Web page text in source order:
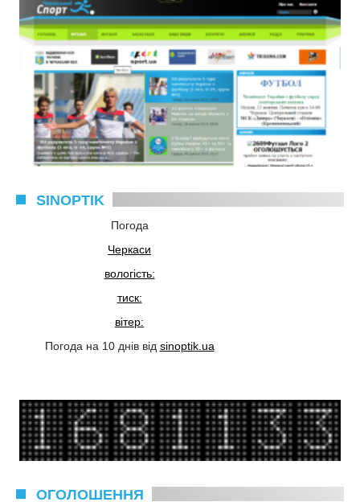
SINOPTIK
Погода
Черкаси
вологість:
тиск:
вітер:
Погода на 10 днів від sinoptik.ua
ОГОЛОШЕННЯ